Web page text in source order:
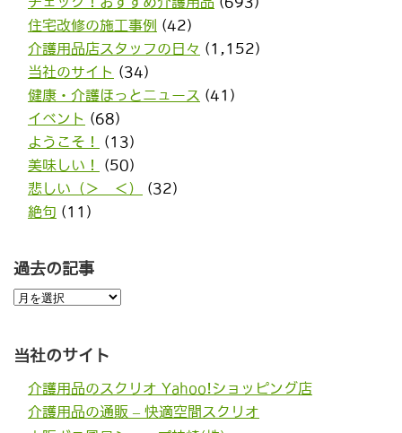
住宅改修の施工事例
(42)
介護用品店スタッフの日々 (1,152)
当社のサイト (34)
健康・介護ほっとニュース (41)
イベント (68)
ようこそ！
(13)
美味しい！
(50)
悲しい（＞＿＜）
(32)
絶句 (11)
過去の記事
過
去
事
当社のサイト
介護用品のスクリオ Yahoo!ショッピング店
介護用品の通販 – 快適空間スクリオ